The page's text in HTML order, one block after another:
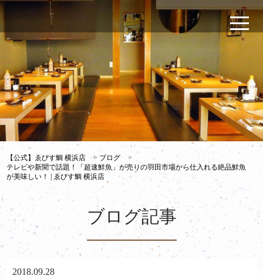
【公式】ゑびす鯛 横浜店 > ブログ
>
テレビや新聞で話題！「超速鮮魚」が売りの羽田市場から仕入れる絶品鮮魚
が美味しい！ | ゑびす鯛 横浜店
ブログ記事
2018.09.28